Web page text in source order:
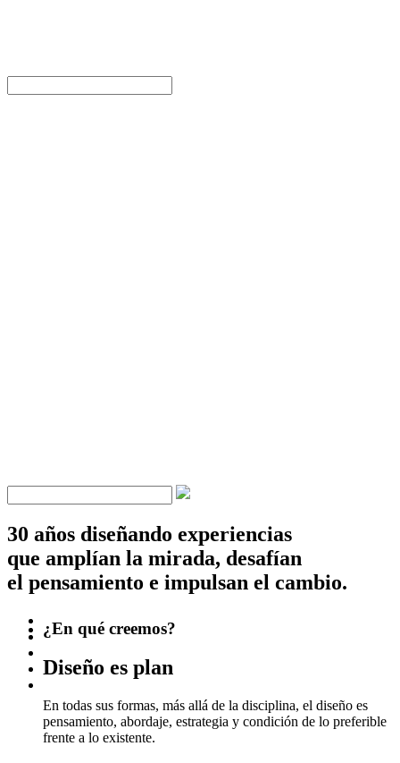
30 años diseñando experiencias
que amplían la mirada, desafían
el pensamiento e impulsan el cambio.
¿En qué creemos?
Diseño es plan
En todas sus formas, más allá de la disciplina, el diseño es
pensamiento, abordaje, estrategia y condición de lo preferible
frente a lo existente.